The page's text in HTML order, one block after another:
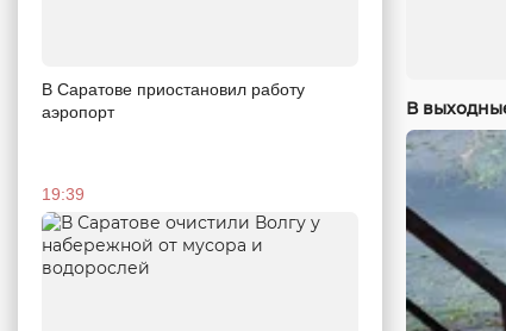
В Саратове приостановил работу
аэропорт
19:39
В